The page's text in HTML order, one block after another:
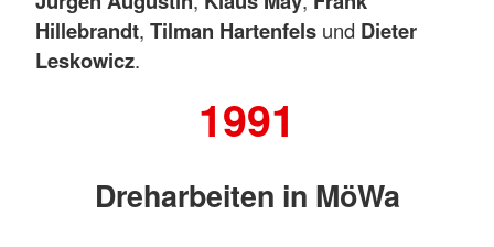
Hillebrandt, Tilman Hartenfels und Dieter
Leskowicz.
1991
Dreharbeiten in MöWa